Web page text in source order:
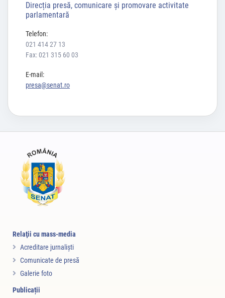
Direcția presă, comunicare și promovare activitate
parlamentară
Telefon:
021 414 27 13
Fax: 021 315 60 03
E-mail:
presa@senat.ro
Relaţii cu mass-media
Acreditare jurnalişti
Comunicate de presă
Galerie foto
Publicații